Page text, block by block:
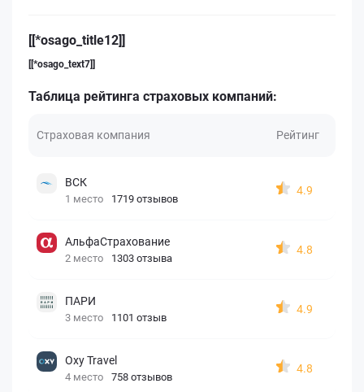
[[*osago_title12]]
[[*osago_text7]]
Таблица рейтинга страховых компаний:
Страховая компания Рейтинг
ВСК
1 место 1719 отзывов
4.9
АльфаСтрахование
2 место 1303 отзыва
4.8
ПАРИ
3 место 1101 отзыв
4.9
Oxy Travel
4 место 758 отзывов
4.8